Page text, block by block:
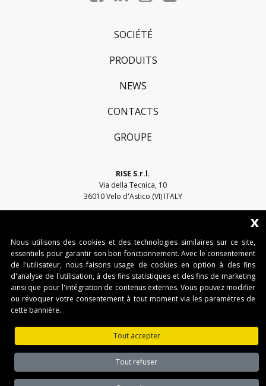
SOCIÉTÉ
PRODUITS
NEWS
CONTACTS
GROUPE
RISE S.r.l.
Via della Tecnica, 10
36010 Velo d'Astico (VI) ITALY
operativa: Via della Tecnica, 10 - 36010 Velo d'Astico (VI)
Tel. +39 0445 751401 • Fax. +39 0445 751401 • IT03482500240 •
www.riseweb.it •sales@riseweb.it
Privacy Policy
x
Nous utilisons des cookies et des technologies similaires sur ce site,
essentiels pour garantir son bon fonctionnement. Avec le consentement
de l'utilisateur, nous faisons usage de cookies en option à des fins
d'analyse de l'utilisation, à des fins statistiques et des fins de marketing
ainsi que pour l'intégration de contenus externes. Vous pouvez modifier
ou révoquer votre consentement à tout moment via les paramètres de
cette bannière.
Tout accepter
Tout refuser